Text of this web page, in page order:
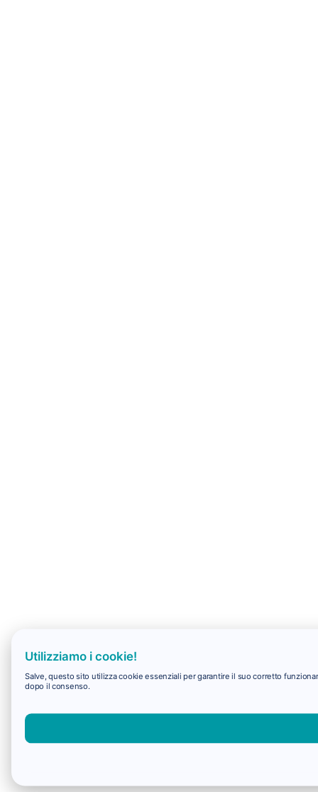
Utilizziamo i cookie!
Salve, questo sito utilizza cookie essenziali per garantire il suo corretto
dopo il consenso.